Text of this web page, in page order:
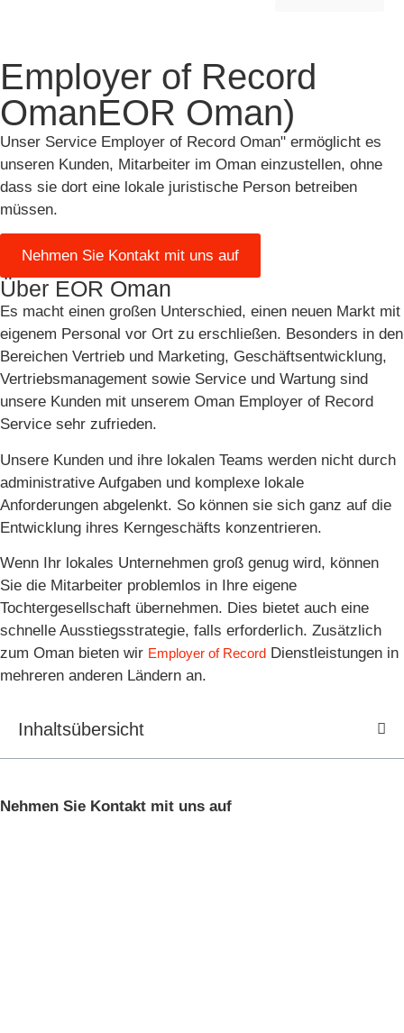
Employer of Record
OmanEOR Oman)
Unser Service Employer of Record Oman" ermöglicht es
unseren Kunden, Mitarbeiter im Oman einzustellen, ohne
dass sie dort eine lokale juristische Person betreiben
müssen.
Nehmen Sie Kontakt mit uns auf
Über EOR Oman
Es macht einen großen Unterschied, einen neuen Markt mit
eigenem Personal vor Ort zu erschließen. Besonders in den
Bereichen Vertrieb und Marketing, Geschäftsentwicklung,
Vertriebsmanagement sowie Service und Wartung sind
unsere Kunden mit unserem Oman Employer of Record
Service sehr zufrieden.
Unsere Kunden und ihre lokalen Teams werden nicht durch
administrative Aufgaben und komplexe lokale
Anforderungen abgelenkt. So können sie sich ganz auf die
Entwicklung ihres Kerngeschäfts konzentrieren.
Wenn Ihr lokales Unternehmen groß genug wird, können
Sie die Mitarbeiter problemlos in Ihre eigene
Tochtergesellschaft übernehmen. Dies bietet auch eine
schnelle Ausstiegsstrategie, falls erforderlich. Zusätzlich
zum Oman bieten wir Employer of Record Dienstleistungen in
mehreren anderen Ländern an.
Inhaltsübersicht
Nehmen Sie Kontakt mit uns auf